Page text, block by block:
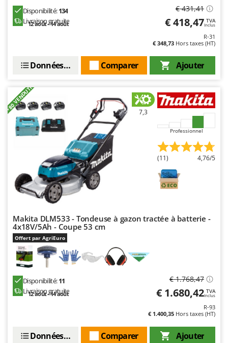
Disponibilité:134
Livraison gratuite
12 août - 14 août
€ 431,41
€ 418,47 TVA
Inclus
R-31
€ 348,73 Hors taxes (HT)
Ajouter
Comparer
Données techniques
+80 VENDUTI 7,3
Professionnel
(11) 4,76/5
Makita DLM533 - Tondeuse à gazon tractée à batterie -
4x18V/5Ah - Coupe 53 cm
Offert par AgriEuro
Disponibilité:11
Livraison gratuite
12 août - 14 août
€ 1.768,47
€ 1.680,42 TVA
Inclus
R-93
€ 1.400,35 Hors taxes (HT)
Ajouter
Comparer
Données techniques